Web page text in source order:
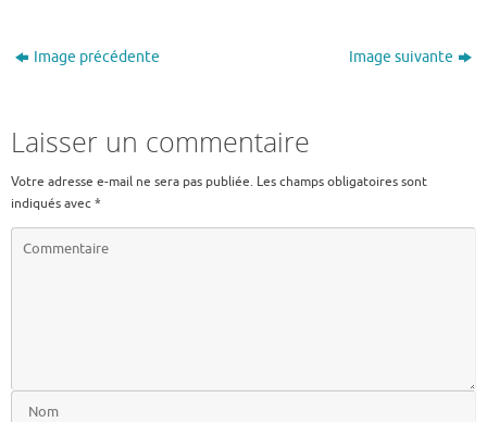
Image précédente Image suivante
Laisser un commentaire
Votre adresse e-mail ne sera pas publiée. Les champs obligatoires sont
indiqués avec*